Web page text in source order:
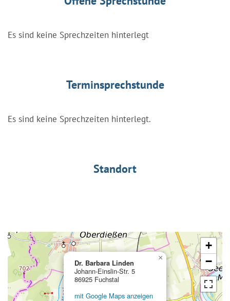
Es sind keine Sprechzeiten hinterlegt
Terminsprechstunde
Es sind keine Sprechzeiten hinterlegt.
Standort
Dr. Barbara Linden
Johann-Einslin-Str. 5
86925 Fuchstal
mit Google Maps anzeigen
×
+
−